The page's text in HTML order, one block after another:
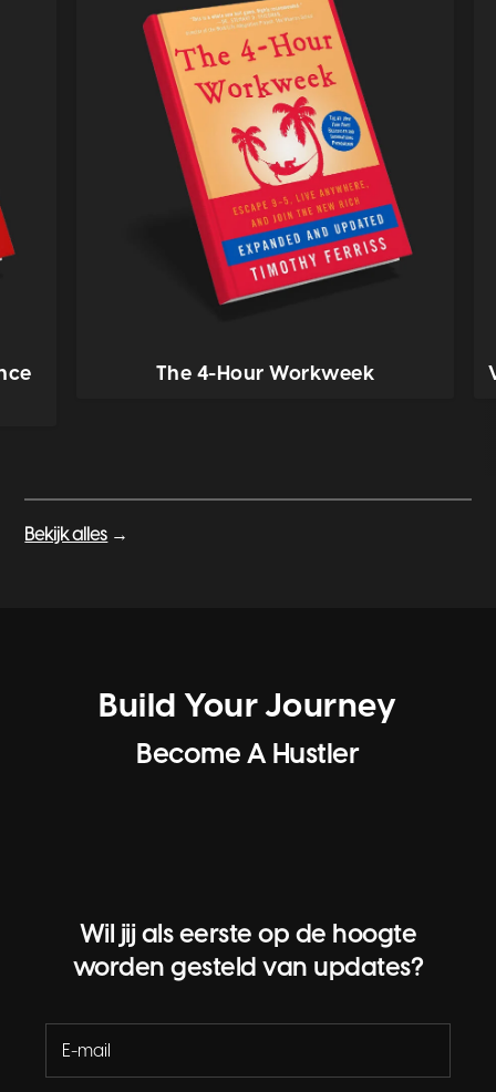
The 4-Hour Workweek
Bekijk alles →
Build Your Journey
Become A Hustler
Wil jij als eerste op de hoogte
worden gesteld van updates?